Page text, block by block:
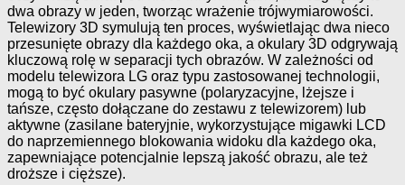
dwa obrazy w jeden, tworząc wrażenie trójwymiarowości.
Telewizory 3D symulują ten proces, wyświetlając dwa nieco
przesunięte obrazy dla każdego oka, a okulary 3D odgrywają
kluczową rolę w separacji tych obrazów. W zależności od
modelu telewizora LG oraz typu zastosowanej technologii,
mogą to być okulary pasywne (polaryzacyjne, lżejsze i
tańsze, często dołączane do zestawu z telewizorem) lub
aktywne (zasilane bateryjnie, wykorzystujące migawki LCD
do naprzemiennego blokowania widoku dla każdego oka,
zapewniające potencjalnie lepszą jakość obrazu, ale też
droższe i cięższe).